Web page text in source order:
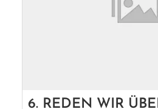
6. REDEN WIR